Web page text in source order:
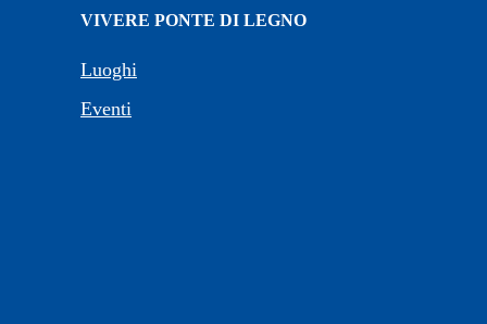
VIVERE PONTE DI LEGNO
Luoghi
Eventi